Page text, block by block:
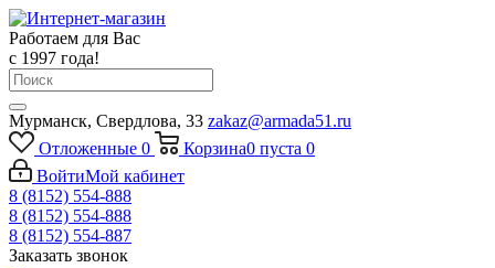
Работаем для Вас
с 1997 года!
Мурманск, Свердлова, 33 zakaz@armada51.ru
Отложенные 0 Корзина0 пуста 0
ВойтиМой кабинет
8 (8152) 554-888
8 (8152) 554-888
8 (8152) 554-887
Заказать звонок